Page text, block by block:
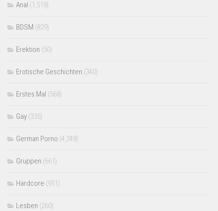
Anal (1,519)
BDSM (829)
Erektion (50)
Erotische Geschichten (340)
Erstes Mal (568)
Gay (335)
German Porno (4,248)
Gruppen (661)
Hardcore (951)
Lesben (260)